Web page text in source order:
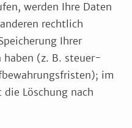
werden Ihre Daten
rechtlich
Ihrer
haben (z. B. steuer-
im
Löschung nach